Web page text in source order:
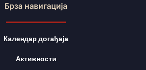
Брза навигација
Календар догађаја
Активности